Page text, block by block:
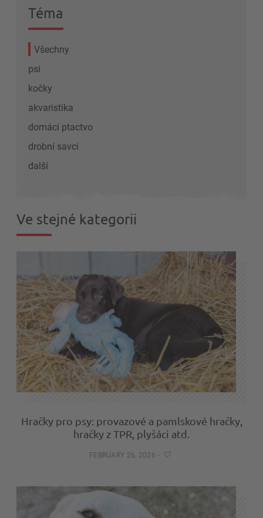
Téma
Všechny
psi
kočky
akvaristika
domácí ptactvo
drobní savci
další
Ve stejné kategorii
Hračky pro psy: provazové a pamlskové hračky,
hračky z TPR, plyšáci atd.
FEBRUARY 26, 2026 -